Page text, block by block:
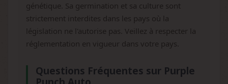
génétique. Sa germination et sa culture sont
strictement interdites dans les pays où la
législation ne l'autorise pas. Veillez à respecter la
réglementation en vigueur dans votre pays.
Questions Fréquentes sur Purple